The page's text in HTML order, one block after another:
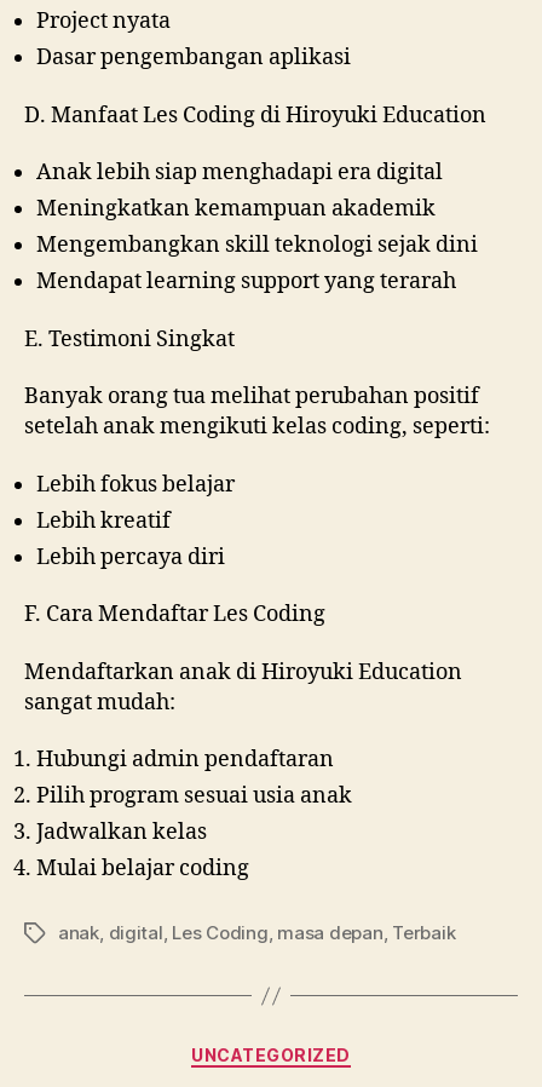
Project nyata
Dasar pengembangan aplikasi
D. Manfaat Les Coding di Hiroyuki Education
Anak lebih siap menghadapi era digital
Meningkatkan kemampuan akademik
Mengembangkan skill teknologi sejak dini
Mendapat learning support yang terarah
E. Testimoni Singkat
Banyak orang tua melihat perubahan positif
setelah anak mengikuti kelas coding, seperti:
Lebih fokus belajar
Lebih kreatif
Lebih percaya diri
F. Cara Mendaftar Les Coding
Mendaftarkan anak di Hiroyuki Education
sangat mudah:
Hubungi admin pendaftaran
Pilih program sesuai usia anak
Jadwalkan kelas
Mulai belajar coding
anak, digital, Les Coding, masa depan, Terbaik
UNCATEGORIZED